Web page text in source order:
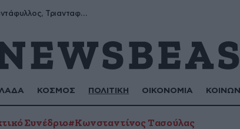
Μύρων, Τριαντάφυλλος, Τριανταφυλλιά, Φυλλιώ, Ρόζα
ΚΟΣΜΟΣ ΠΟΛΙΤΙΚΗ ΟΙΚΟΝΟΜΙΑ
Συνέδριο#Κωνσταντίνος Τασούλας